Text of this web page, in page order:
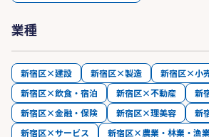
業種
新宿区×建設 新宿区×製造 新宿区×小
新宿区×飲食・宿泊
新宿区×不動産
新
新宿区×金融・保険
新宿区×理美容
新
新宿区×サービス
新宿区×農業・林業・漁業